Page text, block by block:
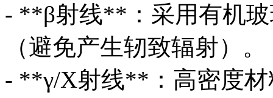
- **β射线**：采用有机
（避免产生轫致辐射）。
- **γ/X射线**：高密度